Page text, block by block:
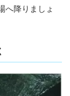
へ降りましょ